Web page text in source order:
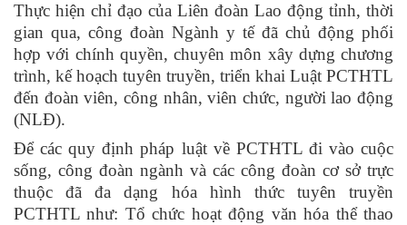
Thực hiện chỉ đạo của Liên đoàn Lao động tỉnh, thời
gian qua, công đoàn Ngành y tế đã chủ động phối
hợp với chính quyền, chuyên môn xây dựng chương
trình, kế hoạch tuyên truyền, triển khai Luật PCTHTL
đến đoàn viên, công nhân, viên chức, người lao động
(NLĐ).
Để các quy định pháp luật về PCTHTL đi vào cuộc
sống, công đoàn ngành và các công đoàn cơ sở trực
thuộc đã đa dạng hóa hình thức tuyên truyền
PCTHTL như: Tổ chức hoạt động văn hóa thể thao